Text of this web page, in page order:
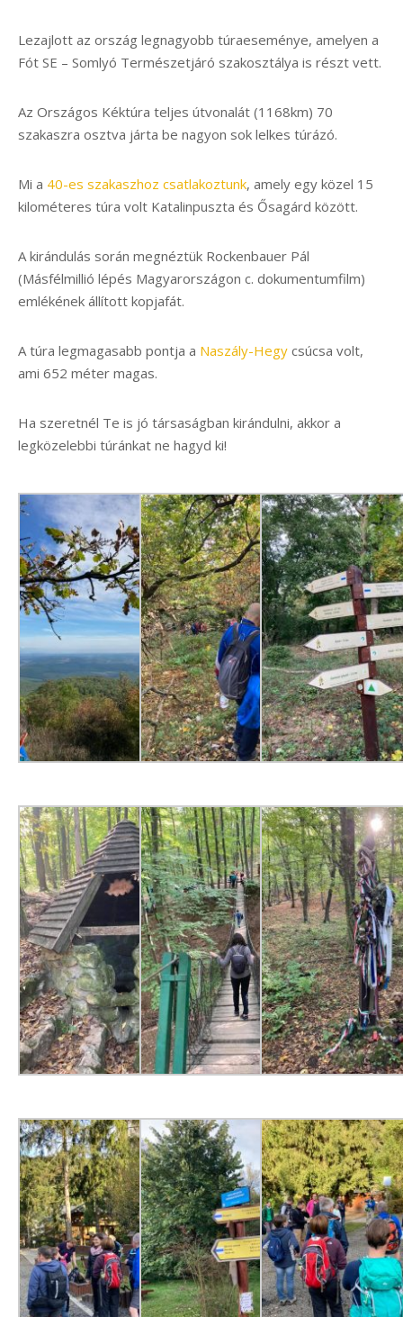
Lezajlott az ország legnagyobb túraeseménye, amelyen a
Fót SE – Somlyó Természetjáró szakosztálya is részt vett.
Az Országos Kéktúra teljes útvonalát (1168km) 70
szakaszra osztva járta be nagyon sok lelkes túrázó.
Mi a 40-es szakaszhoz csatlakoztunk, amely egy közel 15
kilométeres túra volt Katalinpuszta és Ősagárd között.
A kirándulás során megnéztük Rockenbauer Pál
(Másfélmillió lépés Magyarországon c. dokumentumfilm)
emlékének állított kopjafát.
A túra legmagasabb pontja a Naszály-Hegy csúcsa volt,
ami 652 méter magas.
Ha szeretnél Te is jó társaságban kirándulni, akkor a
legközelebbi túránkat ne hagyd ki!